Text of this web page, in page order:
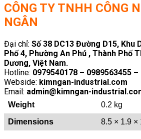
CÔNG TY TNHH CÔNG
NGÂN
Đại chỉ: Số 38 DC13 Đường D15, Khu
Phố 4, Phường An Phú , Thành Phố
Dương, Việt Nam.
Hotline: 0979540178 – 0989563455 –
Webside: kimngan-industrial.com
Email: admin@kimngan-
Weight
0.2 kg
Dimensions
8.5 × 1.9 ×